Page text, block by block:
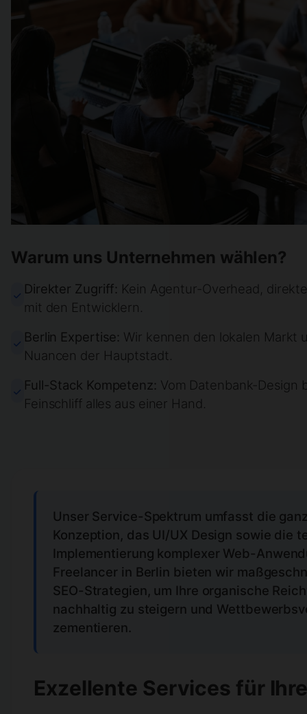
Warum uns Unternehmen wählen?
Direkter Zugriff: Kein Agentur-Overhead,
mit den Entwicklern.
Berlin Expertise: Wir kennen den lokalen Markt
Nuancen der Hauptstadt.
Full-Stack Kompetenz: Vom Datenbank-Design
Feinschliff alles aus einer Hand.
Unser Service-Spektrum umfasst die
Konzeption, das UI/UX Design sowie die
Implementierung komplexer Web-
Freelancer in Berlin bieten wir
SEO-Strategien, um Ihre organische
nachhaltig zu steigern und
zementieren.
Exzellente Services für